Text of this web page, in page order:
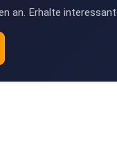
an. Erhalte